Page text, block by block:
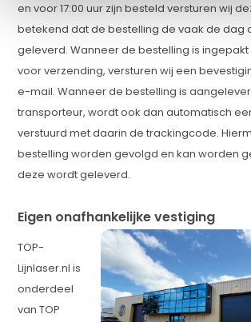
en voor 17:00 uur zijn besteld versturen wij
betekend dat de bestelling de vaak de dag
geleverd. Wanneer de bestelling is
voor verzending, versturen wij een
e-mail. Wanneer de bestelling is
transporteur, wordt ook dan automatisch
verstuurd met daarin de trackingcode.
bestelling worden gevolgd en kan worden
deze wordt geleverd.
Eigen onafhankelijke vestiging
TOP-
Lijnlaser.nl is
onderdeel
van TOP